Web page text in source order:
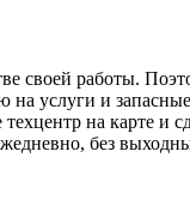
своей работы.
на услуги и
техцентр на карте и
без